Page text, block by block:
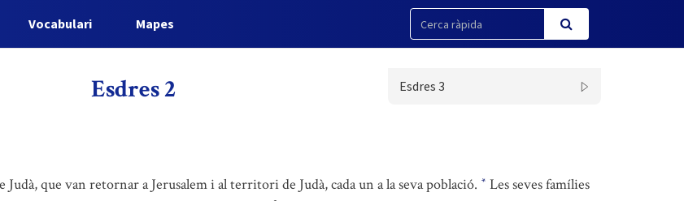
Vocabulari Mapes
Esdres 2 Esdres 3
que van retornar a Jerusalem i al territori de Judà, cada un a la seva població. * Les seves famílies